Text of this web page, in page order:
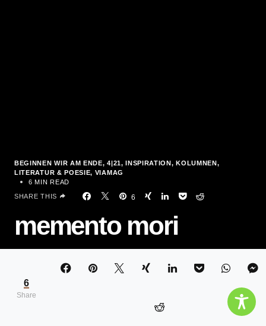
BEGINNEN WIR AM ENDE 4|21 INSPIRATION
KOLUMNEN
LITERATUR & POESIE
VIAMAG
6 MIN READ
6
SHARE THIS
memento mori
TOM SCHRÖPFER
6
Share